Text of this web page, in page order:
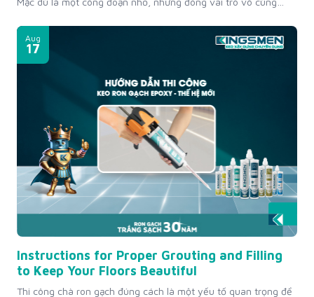
viết dưới đây sẽ giúp bạn tìm hiểu điểm khác biệt giữa keo chà
ron và...
Aug
17
Instructions for Proper Grouting and Filling
to Keep Your Floors Beautiful
Thi công chà ron gạch đúng cách là một yếu tố quan trọng để